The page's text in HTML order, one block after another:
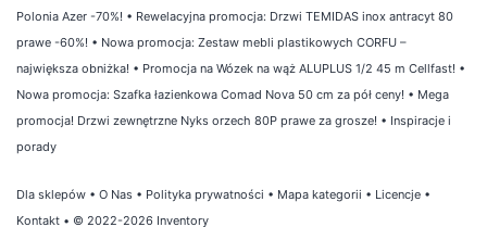
Polonia Azer -70%! • Rewelacyjna promocja: Drzwi TEMIDAS inox antracyt 80
prawe -60%! • Nowa promocja: Zestaw mebli plastikowych CORFU –
największa obniżka! • Promocja na Wózek na wąż ALUPLUS 1/2 45 m Cellfast! •
Nowa promocja: Szafka łazienkowa Comad Nova 50 cm za pół ceny! • Mega
promocja! Drzwi zewnętrzne Nyks orzech 80P prawe za grosze! • Inspiracje i
porady
Dla sklepów • O Nas • Polityka prywatności • Mapa kategorii • Licencje •
Kontakt • © 2022-2026 Inventory